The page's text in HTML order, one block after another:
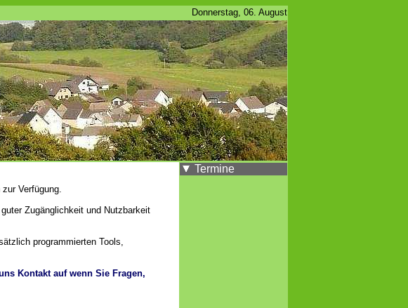
Donnerstag, 06. August
Verfügung.
Zugänglichkeit und Nutzbarkeit
programmierten Tools,
Kontakt auf wenn Sie Fragen,
Termine